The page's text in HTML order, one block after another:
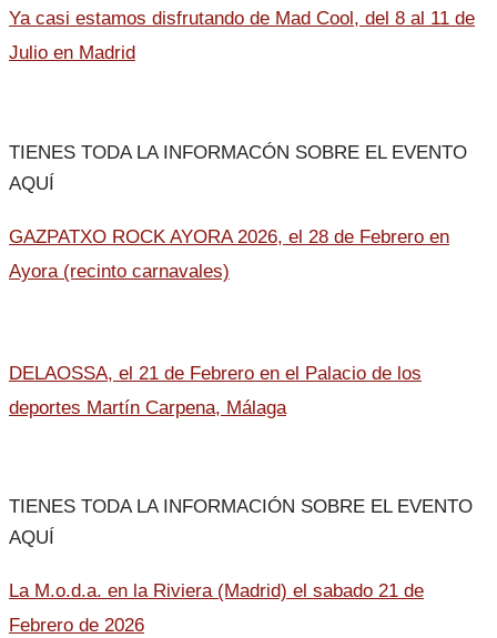
Ya casi estamos disfrutando de Mad Cool, del 8 al 11 de
Julio en Madrid
TIENES TODA LA INFORMACÓN SOBRE EL EVENTO
AQUÍ
GAZPATXO ROCK AYORA 2026, el 28 de Febrero en
Ayora (recinto carnavales)
DELAOSSA, el 21 de Febrero en el Palacio de los
deportes Martín Carpena, Málaga
TIENES TODA LA INFORMACIÓN SOBRE EL EVENTO
AQUÍ
La M.o.d.a. en la Riviera (Madrid) el sabado 21 de
Febrero de 2026